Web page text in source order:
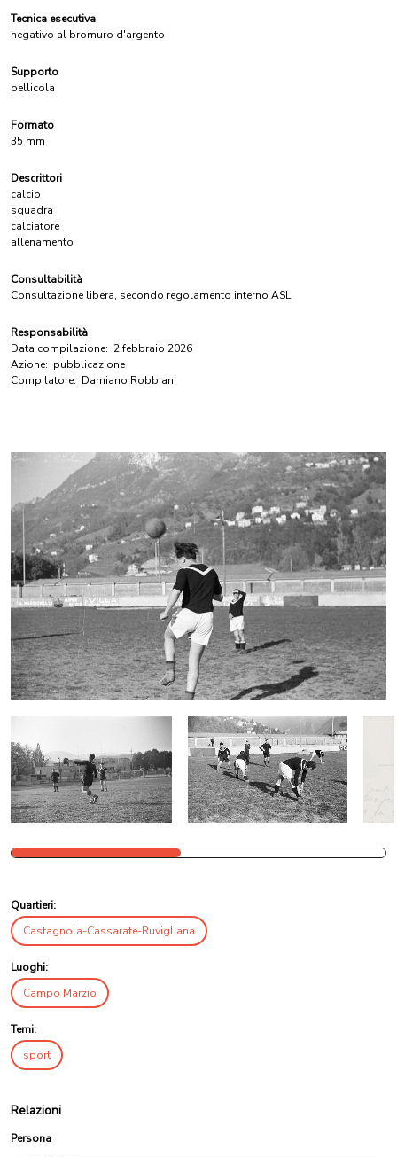
Tecnica esecutiva
negativo al bromuro d'argento
Supporto
pellicola
Formato
35 mm
Descrittori
calcio
squadra
calciatore
allenamento
Consultabilità
Consultazione libera, secondo regolamento interno ASL
Responsabilità
Data compilazione: 2 febbraio 2026
Azione: pubblicazione
Compilatore: Damiano Robbiani
Quartieri:
Castagnola-Cassarate-Ruvigliana
Luoghi:
Campo Marzio
Temi:
sport
Relazioni
Persona